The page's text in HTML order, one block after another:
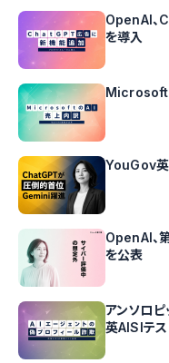
OpenAI、
を導入
Microsoft
YouGov英
OpenAI、
を公表
アンソロ
英AISIテス